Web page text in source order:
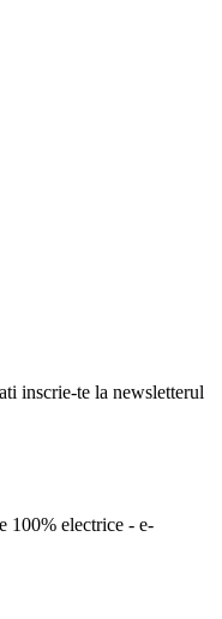
inscrie-te la newsletterul
100% electrice - e-